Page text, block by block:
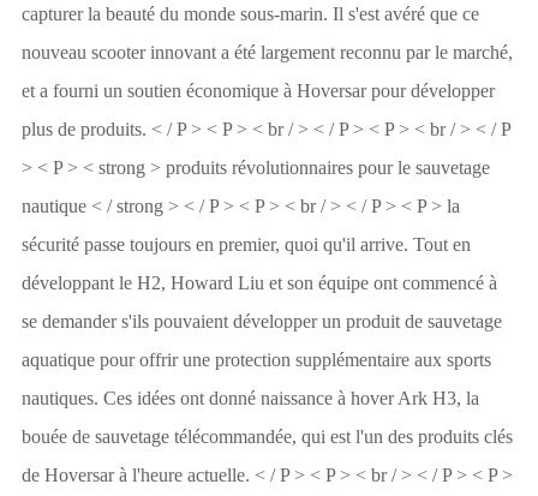
capturer la beauté du monde sous-marin. Il s'est avéré que ce
nouveau scooter innovant a été largement reconnu par le marché,
et a fourni un soutien économique à Hoversar pour développer
plus de produits. < / P > < P > < br / > < / P > < P > < br / > < / P
> < P > < strong > produits révolutionnaires pour le sauvetage
nautique < / strong > < / P > < P > < br / > < / P > < P > la
sécurité passe toujours en premier, quoi qu'il arrive. Tout en
développant le H2, Howard Liu et son équipe ont commencé à
se demander s'ils pouvaient développer un produit de sauvetage
aquatique pour offrir une protection supplémentaire aux sports
nautiques. Ces idées ont donné naissance à hover Ark H3, la
bouée de sauvetage télécommandée, qui est l'un des produits clés
de Hoversar à l'heure actuelle. < / P > < P > < br / > < / P > < P >